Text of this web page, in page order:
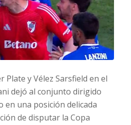
Plate y Vélez Sarsfield en el
dejó al conjunto dirigido
en una posición delicada
de disputar la Copa